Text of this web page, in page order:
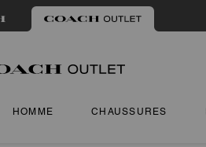
HOMME CHAUSSURES